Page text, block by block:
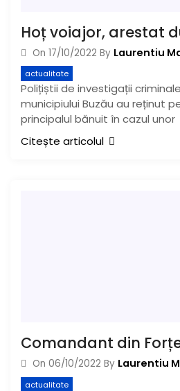
On 17/10/2022 By Laurentiu
actualitate
Polițiștii de investigații
municipiului Buzău au reținut
principalul bănuit în cazul unor
Citește articolul
On 06/10/2022 By Laurentiu
actualitate